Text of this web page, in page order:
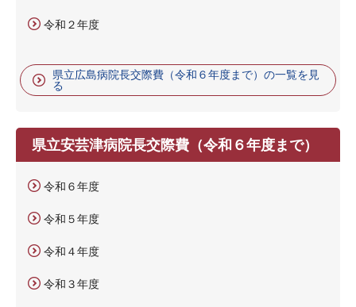
令和２年度
県立広島病院長交際費（令和６年度まで）の一覧を見
る
県立安芸津病院長交際費（令和６年度まで）
令和６年度
令和５年度
令和４年度
令和３年度